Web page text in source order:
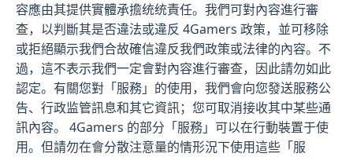
容應由其提供實體承擔统统責任。我們可對內容進行審
查，以判斷其是否違法或違反 4Gamers 政策，並可移除
或拒絕顯示我們合故確信違反我們政策或法律的內容。不
過，這不表示我們一定會對內容進行審查，因此請勿如此
認定。有關您對「服務」的使用，我們會向您發送服務公
告、行政监管訊息和其它資訊；您可取消接收其中某些通
訊內容。 4Gamers 的部分「服務」可以在行動裝置于使
用。但請勿在會分散注意量的情形況下使用這些「服